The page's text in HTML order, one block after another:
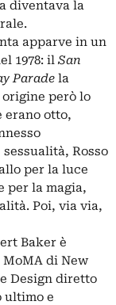
diventava la
apparve in un
1978: il San
Parade la
però lo
erano otto,
Rosso
per la luce
per la magia,
Poi, via via,
Baker è
di New
Design diretto
ultimo e